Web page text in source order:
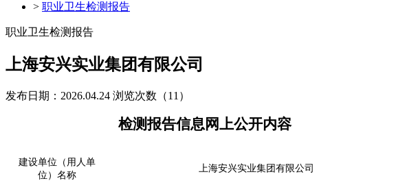
> 职业卫生检测报告
职业卫生检测报告
上海安兴实业集团有限公司
发布日期：2026.04.24 浏览次数（11）
检测报告信息网上公开内容
建设单位（用人单
位）名称
上海安兴实业集团有限公司